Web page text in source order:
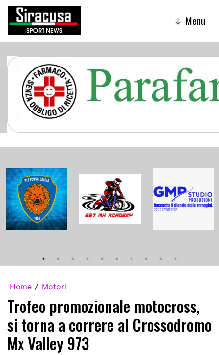
↓ Menu
Home / Motori
Trofeo promozionale motocross,
si torna a correre al Crossodromo
Mx Valley 973